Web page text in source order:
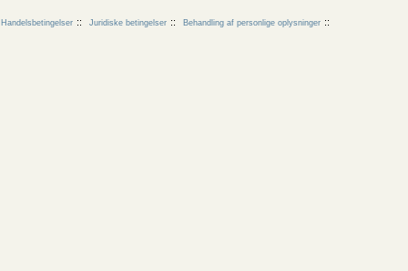
Handelsbetingelser Juridiske betingelser Behandling af personlige oplysninger